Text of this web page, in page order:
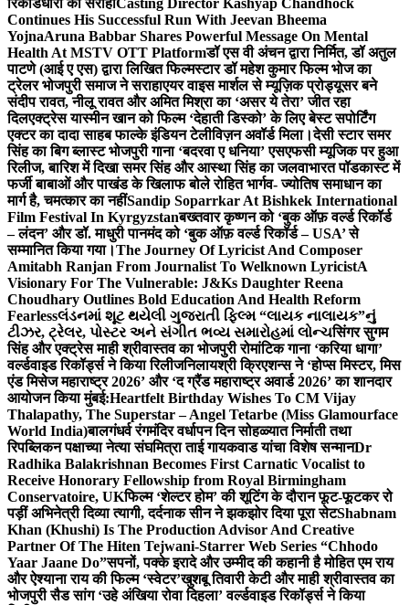
रिकॉर्डधारी को सराहाCasting Director Kashyap Chandhock
Continues His Successful Run With Jeevan Bheema
YojnaAruna Babbar Shares Powerful Message On Mental
Health At MSTV OTT Platformडॉ एस वी अंचन द्वारा निर्मित, डॉ अतुल
पाटणे (आई ए एस) द्वारा लिखित फिल्मस्टार डॉ महेश कुमार फिल्म भोज का
ट्रेलर भोजपुरी समाज ने सराहाएयर वाइस मार्शल से म्यूज़िक प्रोड्यूसर बने
संदीप रावत, नीलू रावत और अमित मिश्रा का ‘असर ये तेरा’ जीत रहा
दिलएक्ट्रेस यास्मीन खान को फिल्म ‘देहाती डिस्को’ के लिए बेस्ट सपोर्टिंग
एक्टर का दादा साहब फाल्के इंडियन टेलीविज़न अवॉर्ड मिला।देसी स्टार समर
सिंह का बिग ब्लास्ट भोजपुरी गाना ‘बदरवा ए धनिया’ एसएफसी म्यूजिक पर हुआ
रिलीज, बारिश में दिखा समर सिंह और आस्था सिंह का जलवाभारत पॉडकास्ट में
फर्जी बाबाओं और पाखंड के खिलाफ बोले रोहित भार्गव- ज्योतिष समाधान का
मार्ग है, चमत्कार का नहींSandip Soparrkar At Bishkek International
Film Festival In Kyrgyzstanबख्तवार कृष्णन को ‘बुक ऑफ़ वर्ल्ड रिकॉर्ड
– लंदन’ और डॉ. माधुरी पानमंद को ‘बुक ऑफ़ वर्ल्ड रिकॉर्ड – USA’ से
सम्मानित किया गया।The Journey Of Lyricist And Composer
Amitabh Ranjan From Journalist To Welknown LyricistA
Visionary For The Vulnerable: J&Ks Daughter Reena
Choudhary Outlines Bold Education And Health Reform
Fearlessલંડનમાં શૂટ થયેલી ગુજરાતી ફિલ્મ “લાયક નાલાયક”નું
ટીઝર, ટ્રેલર, પોસ્ટર અને સંગીત ભવ્ય સમારોહમાં લોન્ચसिंगर सुगम
सिंह और एक्ट्रेस माही श्रीवास्तव का भोजपुरी रोमांटिक गाना ‘करिया धागा’
वर्ल्डवाइड रिकॉर्ड्स ने किया रिलीजनिलायश्री क्रिएशन्स ने ‘होप्स मिस्टर, मिस
एंड मिसेज महाराष्ट्र 2026’ और ‘द ग्रैंड महाराष्ट्र अवार्ड 2026’ का शानदार
आयोजन किया मुंबई:Heartfelt Birthday Wishes To CM Vijay
Thalapathy, The Superstar – Angel Tetarbe (Miss Glamourface
World India)बालगंधर्व रंगमंदिर वर्धापन दिन सोहळ्यात निर्माती तथा
रिपब्लिकन पक्षाच्या नेत्या संघमित्रा ताई गायकवाड यांचा विशेष सन्मानDr
Radhika Balakrishnan Becomes First Carnatic Vocalist to
Receive Honorary Fellowship from Royal Birmingham
Conservatoire, UKफिल्म ‘शेल्टर होम’ की शूटिंग के दौरान फूट-फूटकर रो
पड़ीं अभिनेत्री दिव्या त्यागी, दर्दनाक सीन ने झकझोर दिया पूरा सेटShabnam
Khan (Khushi) Is The Production Advisor And Creative
Partner Of The Hiten Tejwani-Starrer Web Series “Chhodo
Yaar Jaane Do”सपनों, पक्के इरादे और उम्मीद की कहानी है मोहित एम राय
और ऐश्याना राय की फिल्म ‘स्वेटर’खुशबू तिवारी केटी और माही श्रीवास्तव का
भोजपुरी सैड सांग ‘उहे अंखिया रोवा दिहला’ वर्ल्डवाइड रिकॉर्ड्स ने किया